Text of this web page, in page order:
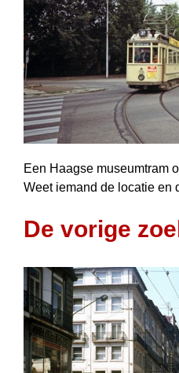
Een Haagse museumtram
Weet iemand de locatie en
De vorige